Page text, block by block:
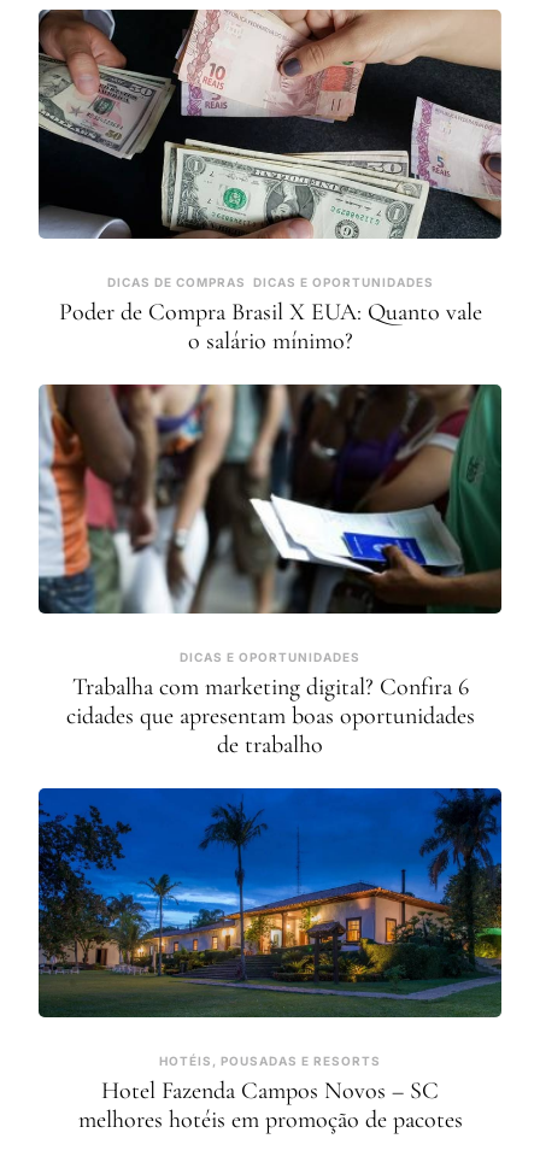
DICAS DE COMPRAS DICAS E OPORTUNIDADES
Poder de Compra Brasil X EUA: Quanto vale
o salário mínimo?
DICAS E OPORTUNIDADES
Trabalha com marketing digital? Confira 6
cidades que apresentam boas oportunidades
de trabalho
HOTÉIS, POUSADAS E RESORTS
Hotel Fazenda Campos Novos – SC
melhores hotéis em promoção de pacotes